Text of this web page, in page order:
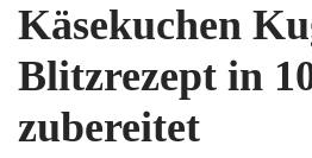
Käsekuchen
Blitzrezept in
zubereitet